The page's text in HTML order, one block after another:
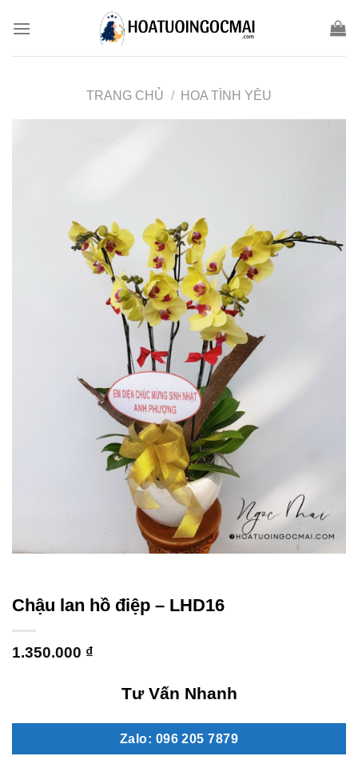
TRANG CHỦ / HOA TÌNH YÊU
Chậu lan hồ điệp – LHD16
1.350.000 ₫
Tư Vấn Nhanh
Zalo: 096 205 7879